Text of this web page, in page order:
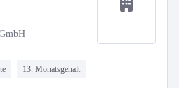
13. Monatsgehalt